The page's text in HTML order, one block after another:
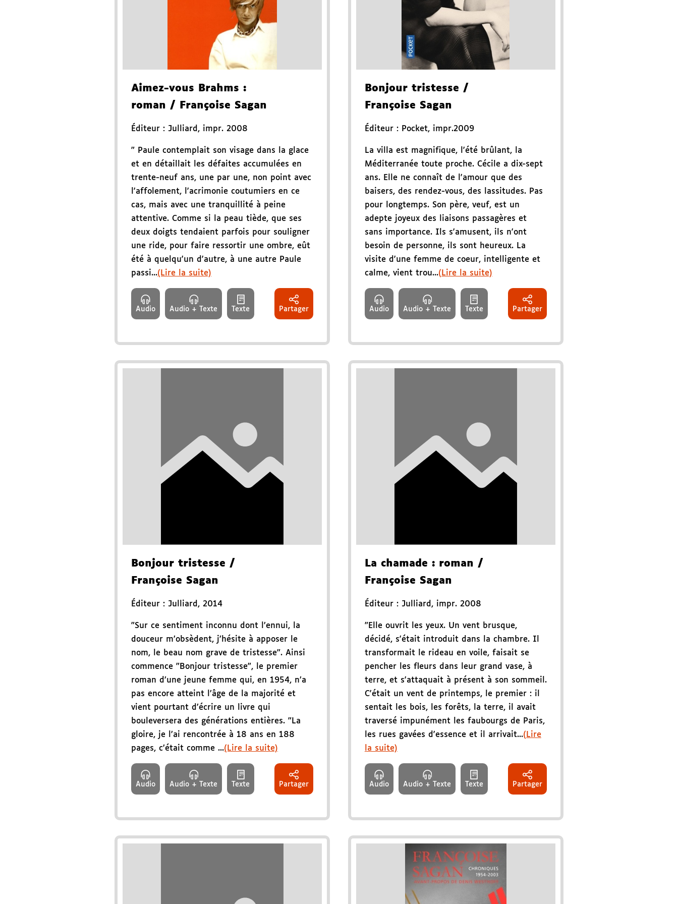
Aimez-vous Brahms :
roman / Françoise Sagan
Éditeur : Julliard , impr. 2008
" Paule contemplait son visage dans la glace
et en détaillait les défaites accumulées en
trente-neuf ans, une par une, non point avec
l'affolement, l'acrimonie coutumiers en ce
cas, mais avec une tranquillité à peine
attentive. Comme si la peau tiède, que ses
deux doigts tendaient parfois pour souligner
une ride, pour faire ressortir une ombre, eût
été à quelqu'un d'autre, à une autre Paule
passi...(Lire la suite)
Audio Audio + Texte Texte Partager
Bonjour tristesse /
Françoise Sagan
Éditeur : Pocket, impr.2009
La villa est magnifique, l'été brûlant, la
Méditerranée toute proche. Cécile a dix-sept
ans. Elle ne connaît de l'amour que des
baisers, des rendez-vous, des lassitudes. Pas
pour longtemps. Son père, veuf, est un
adepte joyeux des liaisons passagères et
sans importance. Ils s'amusent, ils n'ont
besoin de personne, ils sont heureux. La
visite d'une femme de coeur, intelligente et
calme, vient trou...(Lire la suite)
Audio Audio + Texte Texte Partager
Bonjour tristesse /
Françoise Sagan
Éditeur : Julliard , 2014
"Sur ce sentiment inconnu dont l’ennui, la
douceur m’obsèdent, j’hésite à apposer le
nom, le beau nom grave de tristesse". Ainsi
commence "Bonjour tristesse", le premier
roman d’une jeune femme qui, en 1954, n’a
pas encore atteint l’âge de la majorité et
vient pourtant d’écrire un livre qui
bouleversera des générations entières. "La
gloire, je l’ai rencontrée à 18 ans en 188
pages, c’était comme ...(Lire la suite)
Audio Audio + Texte Texte Partager
La chamade : roman /
Françoise Sagan
Éditeur : Julliard , impr. 2008
"Elle ouvrit les yeux. Un vent brusque,
décidé, s'était introduit dans la chambre. Il
transformait le rideau en voile, faisait se
pencher les fleurs dans leur grand vase, à
terre, et s'attaquait à présent à son sommeil.
C'était un vent de printemps, le premier : il
sentait les bois, les forêts, la terre, il avait
traversé impunément les faubourgs de Paris,
les rues gavées d'essence et il arrivait...(Lire
la suite)
Audio Audio + Texte Texte Partager